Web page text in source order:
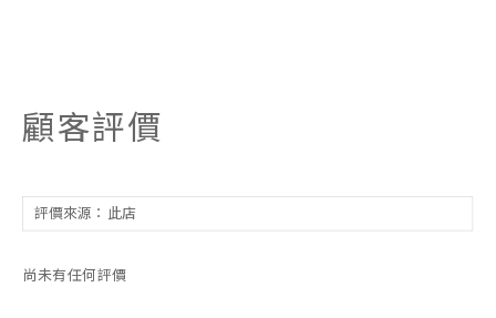
顧客評價
尚未有任何評價